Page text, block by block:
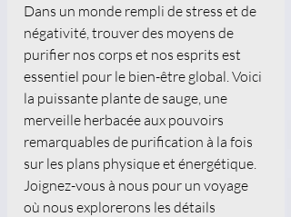
Dans un monde rempli de stress et de
négativité, trouver des moyens de
purifier nos corps et nos esprits est
essentiel pour le bien-être global. Voici
la puissante plante de sauge, une
merveille herbacée aux pouvoirs
remarquables de purification à la fois
sur les plans physique et énergétique.
Joignez-vous à nous pour un voyage
où nous explorerons les détails